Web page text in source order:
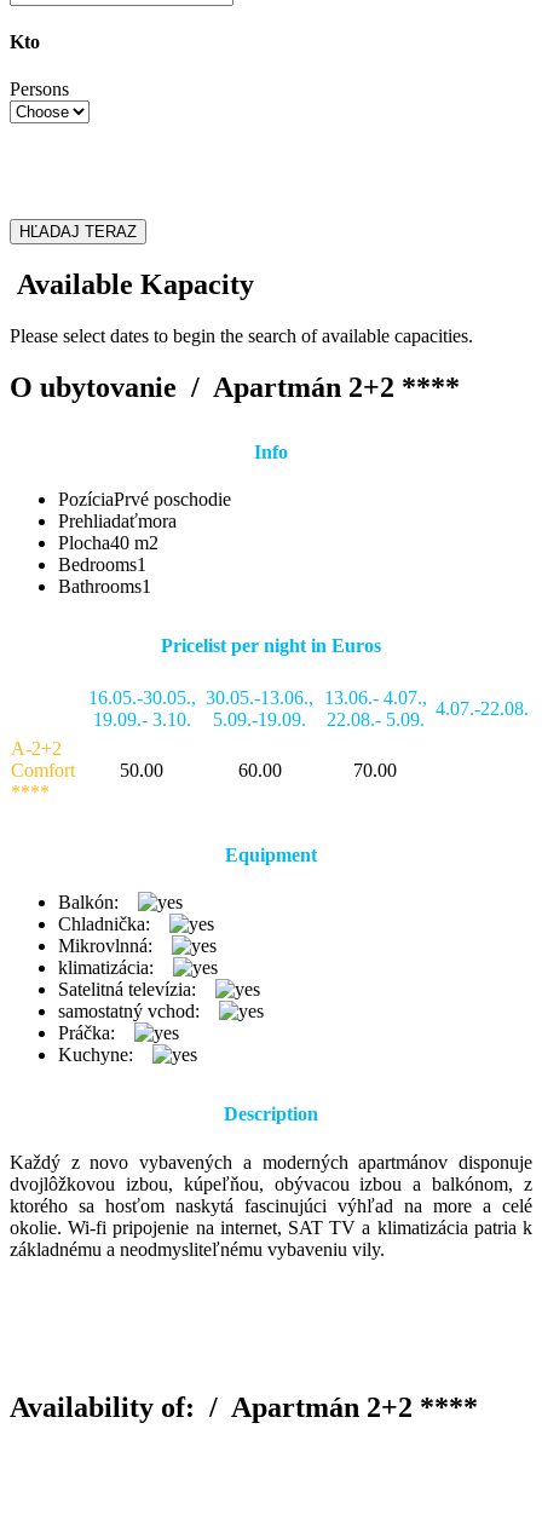
Kto
Persons
HĽADAJ TERAZ
Available Kapacity
Please select dates to begin the search of available capacities.
O ubytovanie / Apartmán 2+2 ****
Info
PozíciaPrvé poschodie
Prehliadaťmora
Plocha40 m2
Bedrooms1
Bathrooms1
Pricelist per night in Euros
16.05.-30.05.,
19.09.- 3.10.
30.05.-13.06.,
5.09.-19.09.
13.06.- 4.07.,
22.08.- 5.09.
4.07.-22.08.
A-2+2
Comfort
****
50.00 60.00 70.00
Equipment
Balkón:
Chladnička:
Mikrovlnná:
klimatizácia:
Satelitná televízia:
samostatný vchod:
Práčka:
Kuchyne:
Description
Každý z novo vybavených a moderných apartmánov disponuje
dvojlôžkovou izbou, kúpeľňou, obývacou izbou a balkónom, z
ktorého sa hosťom naskytá fascinujúci výhľad na more a celé
okolie. Wi-fi pripojenie na internet, SAT TV a klimatizácia patria k
základnému a neodmysliteľnému vybaveniu vily.
Availability of: / Apartmán 2+2 ****